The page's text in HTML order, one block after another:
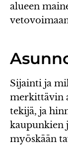
alueen
Sijainti ja
merkittävin
tekijä, ja
kaupunkien
myöskään